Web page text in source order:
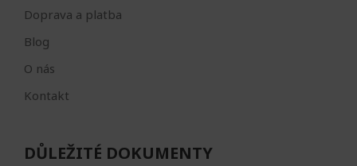
Doprava a platba
Blog
O nás
Kontakt
DŮLEŽITÉ DOKUMENTY